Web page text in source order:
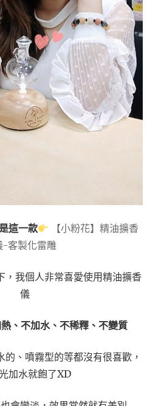
這一款
【小粉花】精油擴香
-客製化雷雕
，我個人非常喜愛使用精油擴香
儀
、不加水、不稀釋、不變質
、噴霧型的等都沒有很喜歡，
加水就飽了XD